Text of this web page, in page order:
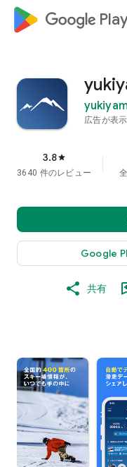
google_logo
広告が表
3.8star
3640 件のレビュー
Google
共有